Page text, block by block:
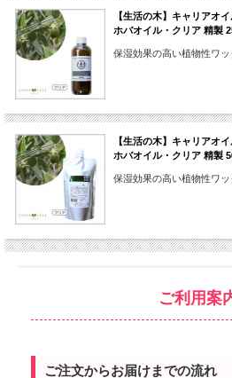
【生活の木】キャリアオ
ホバオイル・クリア 精製
保湿効果の高い植物性ワッ
【生活の木】キャリアオ
ホバオイル・クリア 精製
保湿効果の高い植物性ワッ
ご利用案
ご注文からお届けまでの流れ